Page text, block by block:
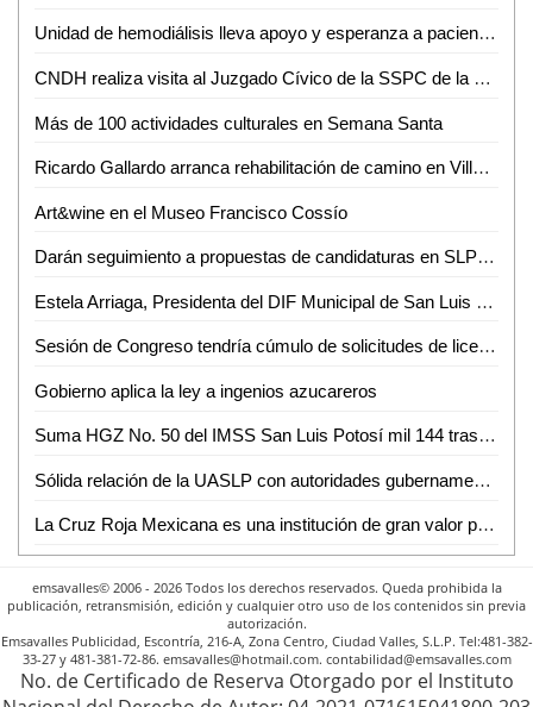
Unidad de hemodiálisis lleva apoyo y esperanza a pacientes en SLP
CNDH realiza visita al Juzgado Cívico de la SSPC de la Capital
Más de 100 actividades culturales en Semana Santa
Ricardo Gallardo arranca rehabilitación de camino en Villa de Reyes
Art&wine en el Museo Francisco Cossío
Darán seguimiento a propuestas de candidaturas en SLP a través de app
Estela Arriaga, Presidenta del DIF Municipal de San Luis Capital, inauguró el octavo Centro de Atención Familiar
Sesión de Congreso tendría cúmulo de solicitudes de licencia
Gobierno aplica la ley a ingenios azucareros
Suma HGZ No. 50 del IMSS San Luis Potosí mil 144 trasplantes de riñón y córnea desde 2007
Sólida relación de la UASLP con autoridades gubernamentales, benéfica para las y los estudiantes
La Cruz Roja Mexicana es una institución de gran valor para el país: Dip. Yolanda Josefina Cepeda Echavarría
emsavalles© 2006 - 2026 Todos los derechos reservados. Queda prohibida la
publicación, retransmisión, edición y cualquier otro uso de los contenidos sin previa
autorización.
Emsavalles Publicidad, Escontría, 216-A, Zona Centro, Ciudad Valles, S.L.P. Tel:481-382-
33-27 y 481-381-72-86. emsavalles@hotmail.com. contabilidad@emsavalles.com
No. de Certificado de Reserva Otorgado por el Instituto